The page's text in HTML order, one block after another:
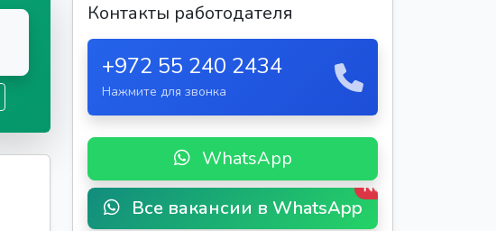
Контакты работодателя
+972 55 240 2434
Нажмите для звонка
WhatsApp
Все вакансии в WhatsApp
New